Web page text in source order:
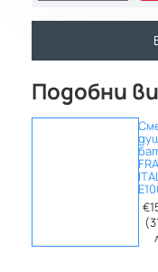
Подобни